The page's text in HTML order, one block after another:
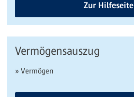
Zur Hilfeseite
Vermögensauszug
» Vermögen